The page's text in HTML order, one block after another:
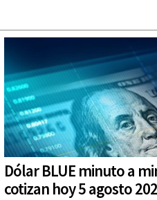
Dólar BLUE minuto a
cotizan hoy 5 agosto